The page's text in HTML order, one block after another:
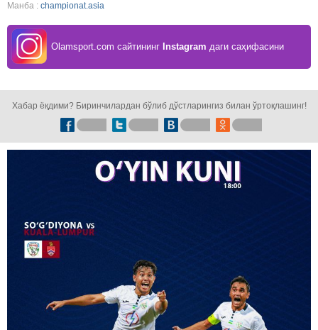
Манба : championat.asia
Olamsport.com сайтининг Instagram даги саҳифасини
Хабар ёқдими? Биринчилардан бўлиб дўстларингиз билан ўртоқлашинг!